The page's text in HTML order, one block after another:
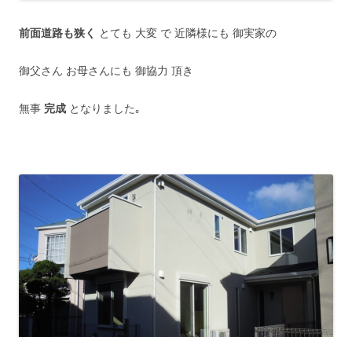
前面道路も狭く とても 大変 で 近隣様にも 御実家の
御父さん お母さんにも 御協力 頂き
無事 完成 となりました｡